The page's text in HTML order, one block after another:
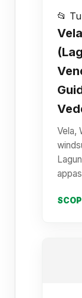
📂
Vela,